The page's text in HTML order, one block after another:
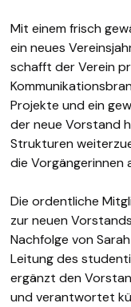
Mit einem frisch
ein neues
schafft der Verein
Projekte und ein
der neue Vorstand
Strukturen
die Vorgängerinnen
Die ordentliche
zur neuen
Nachfolge von
Leitung des
ergänzt den
und verantwortet